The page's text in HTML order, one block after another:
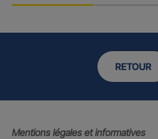
RETOUR
Mentions légales et informatives